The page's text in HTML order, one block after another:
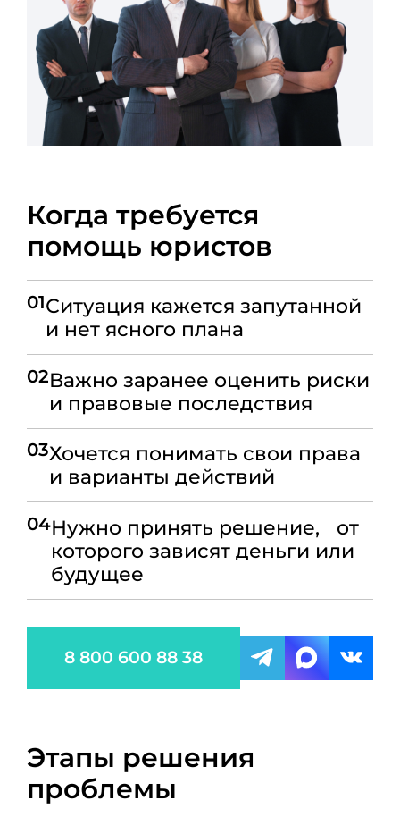
Когда требуется
помощь юристов
01Ситуация кажется запутанной
и нет ясного плана
02Важно заранее оценить риски
и правовые последствия
03Хочется понимать свои права
и варианты действий
04Нужно принять решение, от
которого зависят деньги или
будущее
8 800 600 88 38
Этапы решения
проблемы